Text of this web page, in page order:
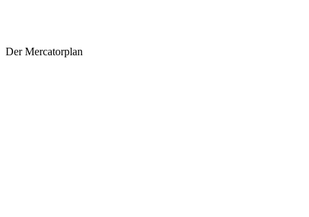
Der Mercatorplan